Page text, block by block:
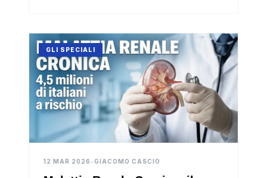
GLI SPECIALI
12 MAR 2026 •GIACOMO CASCIO